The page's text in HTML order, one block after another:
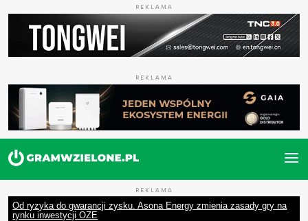
REKLAMA
REKLAMA
REKLAMA
Od ryzyka do gwarancji zysku. Asona Energy zmienia zasady gry na
rynku inwestycji OZE